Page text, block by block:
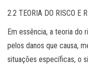
2.2 TEORIA DO RISCO E
Em essência, a teoria do
pelos danos que causa,
situações específicas, o